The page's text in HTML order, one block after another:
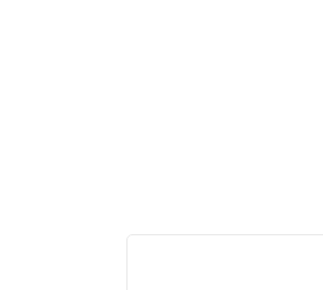
lên đến 4K ở 60Hz
4K, mang lại trải
giúp việc truyền tải